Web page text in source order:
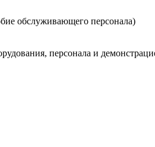
обслуживающего персонала)
персонала и